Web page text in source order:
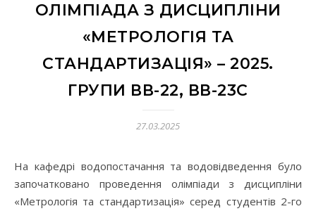
ОЛІМПІАДА З ДИСЦИПЛІНИ
«МЕТРОЛОГІЯ ТА
СТАНДАРТИЗАЦІЯ» – 2025.
ГРУПИ ВВ-22, ВВ-23С
27.03.2025
На кафедрі водопостачання та водовідведення було
започатковано проведення олімпіади з дисципліни
«Метрологія та стандартизація» серед студентів 2-го